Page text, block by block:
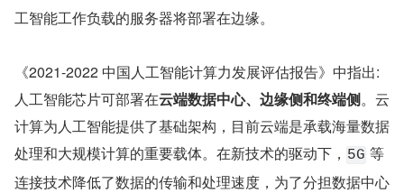
工智能工作负载的服务器将部署在边缘。
《2021-2022 中国人工智能计算力发展评估报告》中指出:
人工智能芯片可部署在云端数据中心、边缘侧和终端侧。云
计算为人工智能提供了基础架构，目前云端是承载海量数据
处理和大规模计算的重要载体。在新技术的驱动下， 5G 等
连接技术降低了数据的传输和处理速度，为了分担数据中心